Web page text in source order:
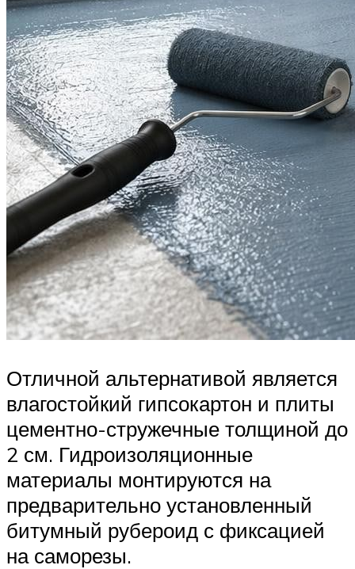
Отличной альтернативой является
влагостойкий гипсокартон и плиты
цементно-стружечные толщиной до
2 см. Гидроизоляционные
материалы монтируются на
предварительно установленный
битумный рубероид с фиксацией
на саморезы.